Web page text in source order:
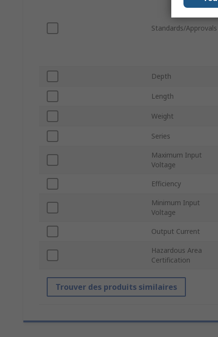
Standards/Approvals
Depth
Length
Weight
Series
Maximum Input
Voltage
Efficiency
Minimum Input
Voltage
Output Current
Hazardous Area
Certification
Trouver des produits similaires